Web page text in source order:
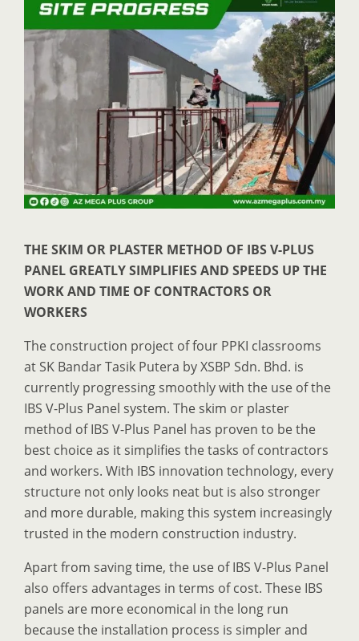
THE SKIM OR PLASTER METHOD OF IBS V-PLUS
PANEL GREATLY SIMPLIFIES AND SPEEDS UP THE
WORK AND TIME OF CONTRACTORS OR
WORKERS
The construction project of four PPKI classrooms
at SK Bandar Tasik Putera by XSBP Sdn. Bhd. is
currently progressing smoothly with the use of the
IBS V-Plus Panel system. The skim or plaster
method of IBS V-Plus Panel has proven to be the
best choice as it simplifies the tasks of contractors
and workers. With IBS innovation technology, every
structure not only looks neat but is also stronger
and more durable, making this system increasingly
trusted in the modern construction industry.
Apart from saving time, the use of IBS V-Plus Panel
also offers advantages in terms of cost. These IBS
panels are more economical in the long run
because the installation process is simpler and